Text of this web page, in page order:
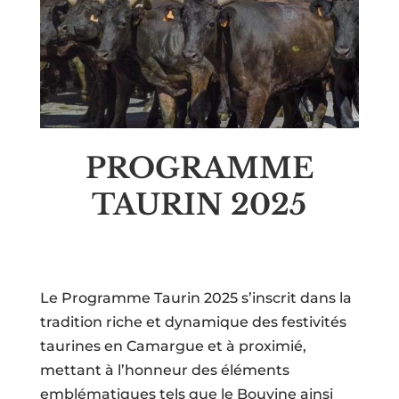
PROGRAMME
TAURIN 2025
Le Programme Taurin 2025 s’inscrit dans la
tradition riche et dynamique des festivités
taurines en Camargue et à proximié,
mettant à l’honneur des éléments
emblématiques tels que le Bouvine ainsi